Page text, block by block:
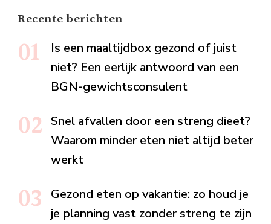
Recente berichten
Is een maaltijdbox gezond of juist
niet? Een eerlijk antwoord van een
BGN-gewichtsconsulent
Snel afvallen door een streng dieet?
Waarom minder eten niet altijd beter
werkt
Gezond eten op vakantie: zo houd je
je planning vast zonder streng te zijn